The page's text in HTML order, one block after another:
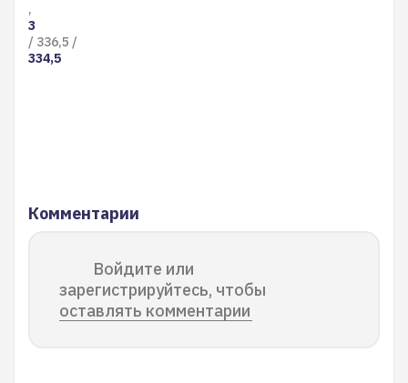
,
3
/ 336,5 /
334,5
Комментарии
Войдите или
зарегистрируйтесь, чтобы
оставлять комментарии